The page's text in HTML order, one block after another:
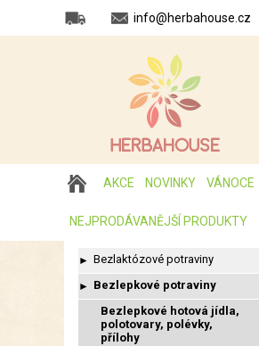
info@herbahouse.cz
AKCE NOVINKY VÁNOCE
NEJPRODÁVANĚJŠÍ PRODUKTY
► Bezlaktózové potraviny
► Bezlepkové potraviny
Bezlepkové hotová jídla,
polotovary, polévky,
přílohy